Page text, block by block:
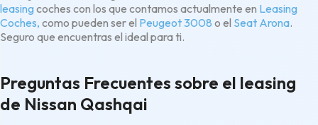
leasing coches con los que contamos actualmente en Leasing
Coches, como pueden ser el Peugeot 3008 o el Seat Arona.
Seguro que encuentras el ideal para ti.
Preguntas Frecuentes sobre el leasing
de Nissan Qashqai